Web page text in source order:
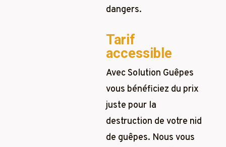
dangers.
Tarif
accessible
Avec Solution Guêpes
vous bénéficiez du prix
juste pour la
destruction de votre nid
de guêpes. Nous vous